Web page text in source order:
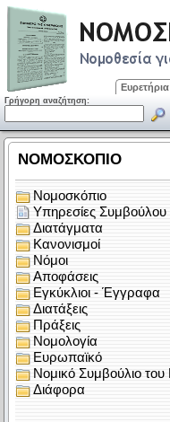
Ευρετήρια
Γρήγορη αναζήτηση: